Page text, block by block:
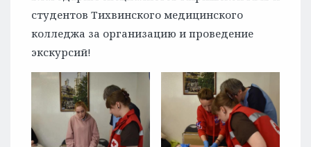
студентов Тихвинского медицинского
колледжа за организацию и проведение
экскурсий!